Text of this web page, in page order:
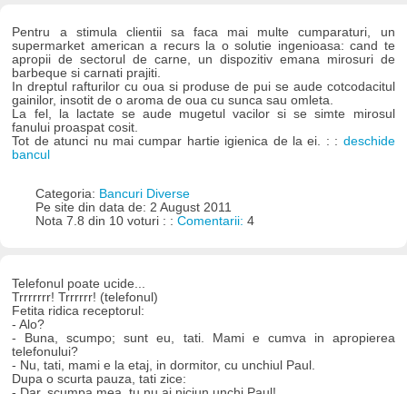
Pentru a stimula clientii sa faca mai multe cumparaturi, un
supermarket american a recurs la o solutie ingenioasa: cand te
apropii de sectorul de carne, un dispozitiv emana mirosuri de
barbeque si carnati prajiti.
In dreptul rafturilor cu oua si produse de pui se aude cotcodacitul
gainilor, insotit de o aroma de oua cu sunca sau omleta.
La fel, la lactate se aude mugetul vacilor si se simte mirosul
fanului proaspat cosit.
Tot de atunci nu mai cumpar hartie igienica de la ei. : : deschide
bancul
Categoria: Bancuri Diverse
Pe site din data de: 2 August 2011
Nota 7.8 din 10 voturi : : Comentarii: 4
Telefonul poate ucide...
Trrrrrrr! Trrrrrr! (telefonul)
Fetita ridica receptorul:
- Alo?
- Buna, scumpo; sunt eu, tati. Mami e cumva in apropierea
telefonului?
- Nu, tati, mami e la etaj, in dormitor, cu unchiul Paul.
Dupa o scurta pauza, tati zice: